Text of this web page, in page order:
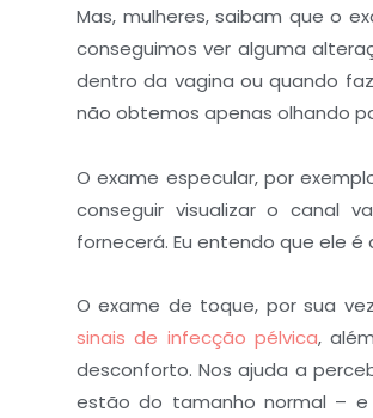
Mas, mulheres, saibam que o
conseguimos ver alguma
dentro da vagina ou quando
não obtemos apenas olhando
O exame especular, por
conseguir visualizar o canal
fornecerá. Eu entendo que ele
O exame de toque, por sua
sinais de infecção pélvica,
desconforto. Nos ajuda a
estão do tamanho normal –